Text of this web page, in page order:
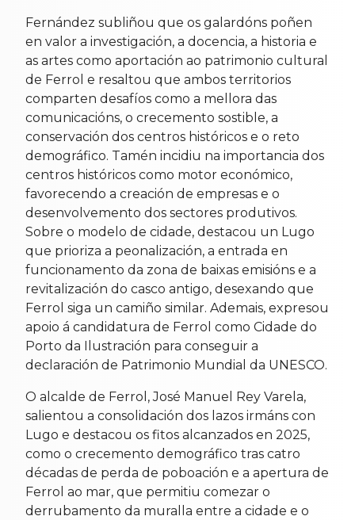
Fernández subliñou que os galardóns poñen
en valor a investigación, a docencia, a historia e
as artes como aportación ao patrimonio cultural
de Ferrol e resaltou que ambos territorios
comparten desafíos como a mellora das
comunicacións, o crecemento sostible, a
conservación dos centros históricos e o reto
demográfico. Tamén incidiu na importancia dos
centros históricos como motor económico,
favorecendo a creación de empresas e o
desenvolvemento dos sectores produtivos.
Sobre o modelo de cidade, destacou un Lugo
que prioriza a peonalización, a entrada en
funcionamento da zona de baixas emisións e a
revitalización do casco antigo, desexando que
Ferrol siga un camiño similar. Ademais, expresou
apoio á candidatura de Ferrol como Cidade do
Porto da Ilustración para conseguir a
declaración de Patrimonio Mundial da UNESCO.
O alcalde de Ferrol, José Manuel Rey Varela,
salientou a consolidación dos lazos irmáns con
Lugo e destacou os fitos alcanzados en 2025,
como o crecemento demográfico tras catro
décadas de perda de poboación e a apertura de
Ferrol ao mar, que permitiu comezar o
derrubamento da muralla entre a cidade e o